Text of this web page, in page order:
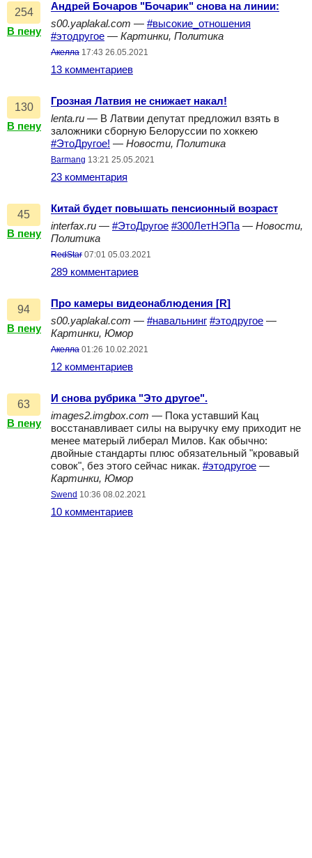
254
В пену
Андрей Бочаров "Бочарик" снова на линии:
s00.yaplakal.com — #высокие_отношения
#этодругое — Картинки, Политика
Акелла 17:43 26.05.2021
13 комментариев
130
В пену
Грозная Латвия не снижает накал!
lenta.ru — В Латвии депутат предложил взять в
заложники сборную Белоруссии по хоккею
#ЭтоДругое! — Новости, Политика
Barmang 13:21 25.05.2021
23 комментария
45
В пену
Китай будет повышать пенсионный возраст
interfax.ru — #ЭтоДругое #300ЛетНЭПа — Новости,
Политика
RedStar 07:01 05.03.2021
289 комментариев
94
В пену
Про камеры видеонаблюдения [R]
s00.yaplakal.com — #навальнинг #этодругое —
Картинки, Юмор
Акелла 01:26 10.02.2021
12 комментариев
63
В пену
И снова рубрика "Это другое".
images2.imgbox.com — Пока уставший Кац
восстанавливает силы на выручку ему приходит не
менее матерый либерал Милов. Как обычно:
двойные стандарты плюс обязательный "кровавый
совок", без этого сейчас никак. #этодругое —
Картинки, Юмор
Swend 10:36 08.02.2021
10 комментариев